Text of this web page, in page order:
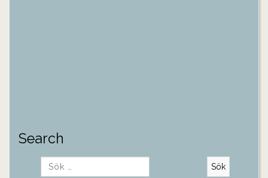
Search
Sök
efter: